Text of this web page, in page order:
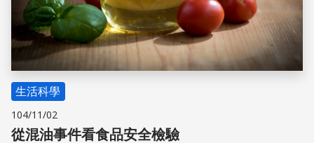
生活科學
104/11/02
從混油事件看食品安全檢驗